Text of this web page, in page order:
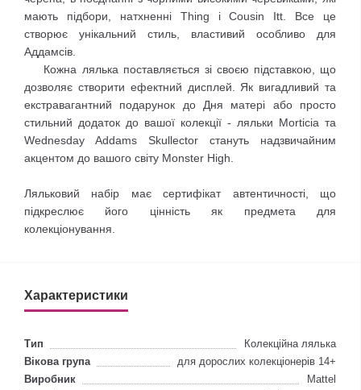
мають підбори, натхненні Thing і Cousin Itt. Все це
створює унікальний стиль, властивий особливо для
Аддамсів.
Кожна лялька поставляється зі своєю підставкою, що
дозволяє створити ефектний дисплей. Як вигадливий та
екстравагантний подарунок до Дня матері або просто
стильний додаток до вашої колекції - ляльки Morticia та
Wednesday Addams Skullector стануть надзвичайним
акцентом до вашого світу Monster High.
Ляльковий набір має сертифікат автентичності, що
підкреслює його цінність як предмета для
колекціонування.
Характеристики
Тип
Колекційна лялька
Вікова група
для дорослих колекціонерів 14+
Виробник
Mattel